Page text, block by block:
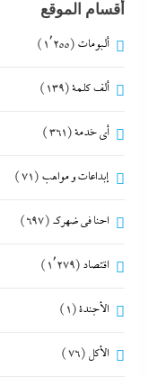
أقسام الموقع
ألبومات (1٬255)
ألف كلمة(139)
أي خدمة(361)
إبداعات و مواهب (71)
احنا في ضهرك (697)
اقتصاد (1٬279)
الأجندة(1)
الأكل (76)